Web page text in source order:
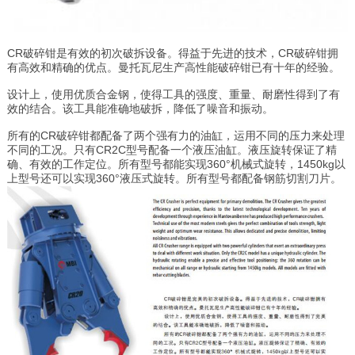
CR破碎钳是有效的初次破拆设备。得益于先进的技术，CR破碎钳拥
有高效和精确的优点。曼托瓦尼生产高性能破碎钳已有十年的经验。
设计上，使用优质合金钢，使得工具的强度、重量、耐磨性得到了有
效的结合。该工具能准确地破拆，降低了噪音和振动。
所有的CR破碎钳都配备了两个强有力的油缸，运用不同的压力来处理
不同的工况。只有CR2C型号配备一个液压油缸。液压旋转保证了精
确、有效的工作定位。所有型号都能实现360°机械式旋转，1450kg以
上型号还可以实现360°液压式旋转。所有型号都配备钢筋切割刀片。